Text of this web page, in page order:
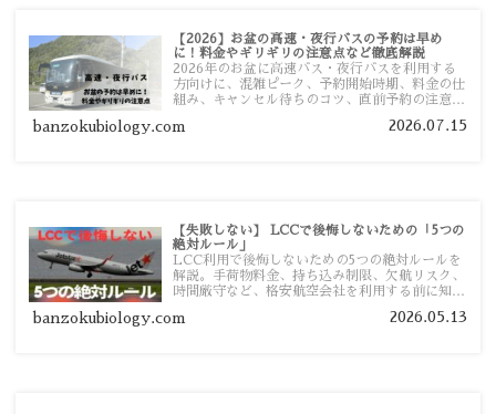
【2026】お盆の高速・夜行バスの予約は早め
に！料金やギリギリの注意点など徹底解説
2026年のお盆に高速バス・夜行バスを利用する
方向けに、混雑ピーク、予約開始時期、料金の仕
組み、キャンセル待ちのコツ、直前予約の注意点
banzokubiology.com 2026.07.15
【失敗しない】 LCCで後悔しないための「5つの
絶対ルール」
LCC利用で後悔しないための5つの絶対ルールを
解説。手荷物料金、持ち込み制限、欠航リスク、
時間厳守など、格安航空会社を利用する前に知っ
す。
banzokubiology.com 2026.05.13